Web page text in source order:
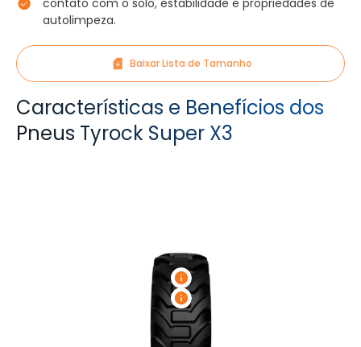
contato com o solo, estabilidade e propriedades de
autolimpeza.
Baixar Lista de Tamanho
Características e Benefícios dos
Pneus Tyrock Super X3